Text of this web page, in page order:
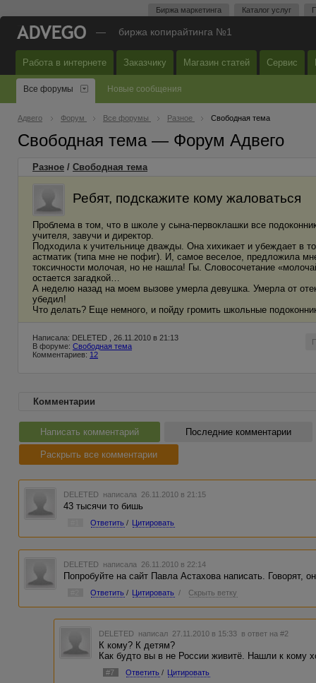
Биржа маркетинга Каталог услуг
— биржа копирайтинга №1
Работа в интернете Заказчику Магазин статей Сервис
Все форумы Новые сообщения
Адвего Форум Все форумы Разное Свободная тема
Свободная тема — Форум Адвего
Разное / Свободная тема
Ребят, подскажите кому жаловаться
Проблема в том, что в школе у сына-первоклашки все
учителя, завучи и директор.
Подходила к учительнице дважды. Она хихикает и убеждает в
астматик (типа мне не пофиг). И, самое веселое, предложила
токсичности молочая, но не нашла! Гы. Словосочетание
остается загадкой…
А неделю назад на моем вызове умерла девушка. Умерла от
убедил!
Что делать? Еще немного, и пойду громить школьные
Написала: DELETED , 26.11.2010 в 21:13
В форуме: Свободная тема
Комментариев: 12
Комментарии
Написать комментарий Последние комментарии
Раскрыть все комментарии
DELETED написала 26.11.2010 в 21:15
43 тысячи то бишь
Ответить / Цитировать
DELETED написала 26.11.2010 в 22:14
Попробуйте на сайт Павла Астахова написать. Говорят,
Ответить / Цитировать / Скрыть ветку
DELETED написал 27.11.2010 в 15:33 в ответ на #2
К кому? К детям?
Как будто вы в не России живитё. Нашли к кому
#7 Ответить / Цитировать